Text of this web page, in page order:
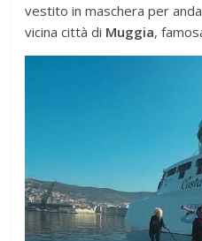
vestito in maschera per
vicina città di Muggia,